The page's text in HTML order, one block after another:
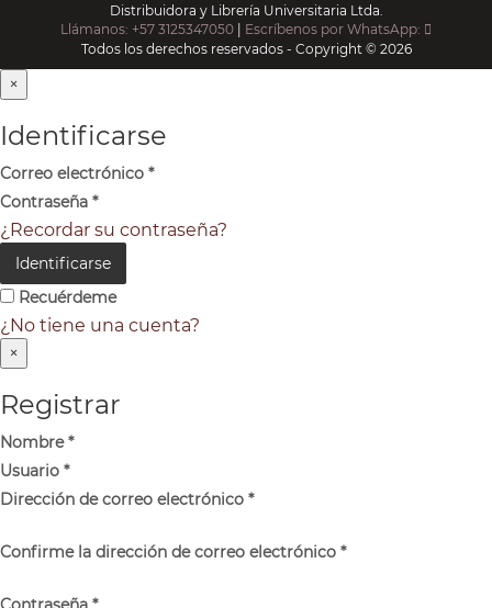
Distribuidora y Librería Universitaria Ltda.
Llámanos: +57 3125347050 | Escríbenos por WhatsApp:
Todos los derechos reservados - Copyright © 2026
×
Identificarse
Correo electrónico *
Contraseña *
¿Recordar su contraseña?
Identificarse
Recuérdeme
¿No tiene una cuenta?
×
Registrar
Nombre*
Usuario *
Dirección de correo electrónico *
Confirme la dirección de correo electrónico *